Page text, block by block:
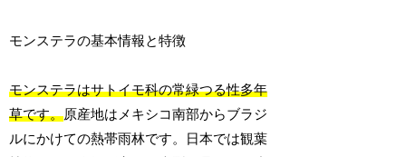
モンステラの基本情報と特徴
モンステラはサトイモ科の常緑つる性多年
草です。原産地はメキシコ南部からブラジ
ルにかけての熱帯雨林です。日本では観葉